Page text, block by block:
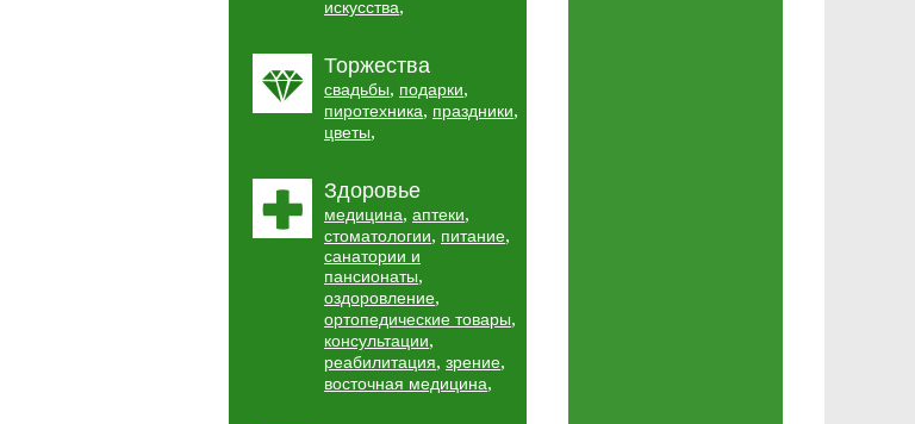
искусства,
Торжества
свадьбы, подарки,
пиротехника, праздники,
цветы,
Здоровье
медицина, аптеки,
стоматологии, питание,
санатории и
пансионаты,
оздоровление,
ортопедические товары,
консультации,
реабилитация, зрение,
восточная медицина,